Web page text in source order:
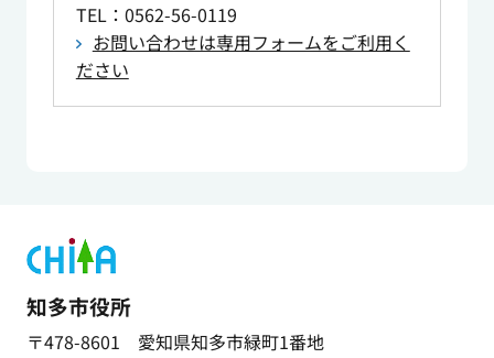
TEL：0562-56-0119
お問い合わせは専用フォームをご利用く
ださい
知多市役所
〒478-8601 愛知県知多市緑町1番地